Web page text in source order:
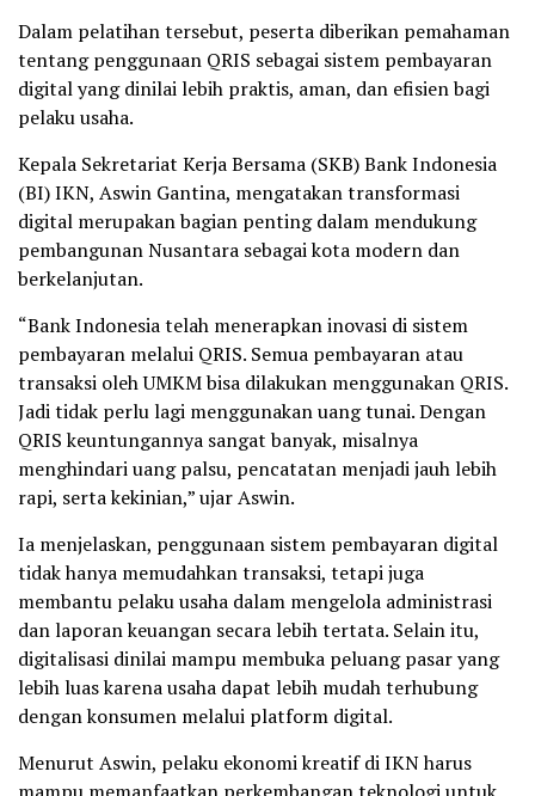
Dalam pelatihan tersebut, peserta diberikan pemahaman
tentang penggunaan QRIS sebagai sistem pembayaran
digital yang dinilai lebih praktis, aman, dan efisien bagi
pelaku usaha.
Kepala Sekretariat Kerja Bersama (SKB) Bank Indonesia
(BI) IKN, Aswin Gantina, mengatakan transformasi
digital merupakan bagian penting dalam mendukung
pembangunan Nusantara sebagai kota modern dan
berkelanjutan.
“Bank Indonesia telah menerapkan inovasi di sistem
pembayaran melalui QRIS. Semua pembayaran atau
transaksi oleh UMKM bisa dilakukan menggunakan QRIS.
Jadi tidak perlu lagi menggunakan uang tunai. Dengan
QRIS keuntungannya sangat banyak, misalnya
menghindari uang palsu, pencatatan menjadi jauh lebih
rapi, serta kekinian,” ujar Aswin.
Ia menjelaskan, penggunaan sistem pembayaran digital
tidak hanya memudahkan transaksi, tetapi juga
membantu pelaku usaha dalam mengelola administrasi
dan laporan keuangan secara lebih tertata. Selain itu,
digitalisasi dinilai mampu membuka peluang pasar yang
lebih luas karena usaha dapat lebih mudah terhubung
dengan konsumen melalui platform digital.
Menurut Aswin, pelaku ekonomi kreatif di IKN harus